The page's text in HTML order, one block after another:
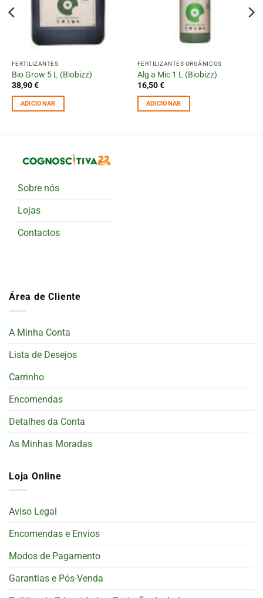
FERTILIZANTES
Bio Grow 5 L (Biobizz)
38,90€
ADICIONAR
FERTILIZANTES ORGÂNICOS
Alg a Mic 1 L (Biobizz)
16,50€
ADICIONAR
Sobre nós
Lojas
Contactos
Área de Cliente
A Minha Conta
Lista de Desejos
Carrinho
Encomendas
Detalhes da Conta
As Minhas Moradas
Loja Online
Aviso Legal
Encomendas e Envios
Modos de Pagamento
Garantias e Pós-Venda